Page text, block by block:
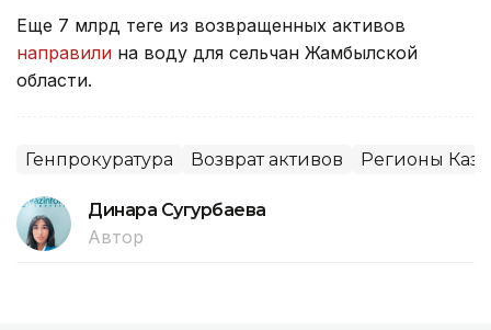
Еще 7 млрд теңге из возвращенных активов
направили на воду для сельчан Жамбылской
области.
Генпрокуратура Возврат активов Регионы
Динара Сугурбаева
Автор